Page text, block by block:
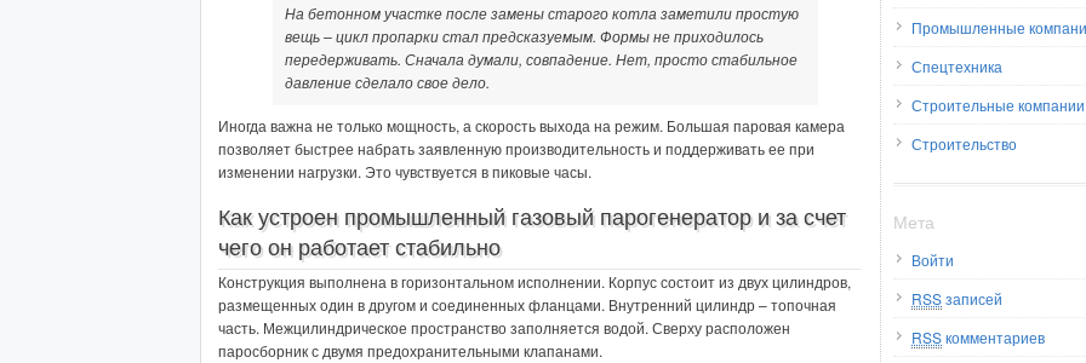
На бетонном участке после замены старого котла заметили простую
вещь – цикл пропарки стал предсказуемым. Формы не приходилось
передерживать. Сначала думали, совпадение. Нет, просто стабильное
давление сделало свое дело.
Иногда важна не только мощность, а скорость выхода на режим. Большая паровая камера
позволяет быстрее набрать заявленную производительность и поддерживать ее при
изменении нагрузки. Это чувствуется в пиковые часы.
Как устроен промышленный газовый парогенератор и за счет
чего он работает стабильно
Конструкция выполнена в горизонтальном исполнении. Корпус состоит из двух цилиндров,
размещенных один в другом и соединенных фланцами. Внутренний цилиндр – топочная
часть. Межцилиндрическое пространство заполняется водой. Сверху расположен
паросборник с двумя предохранительными клапанами.
Промышленные
Спецтехника
Строительные компании
Строительство
Мета
Войти
RSSзаписей
RSSкомментариев